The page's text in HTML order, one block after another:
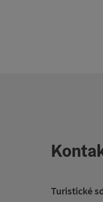
Turistické